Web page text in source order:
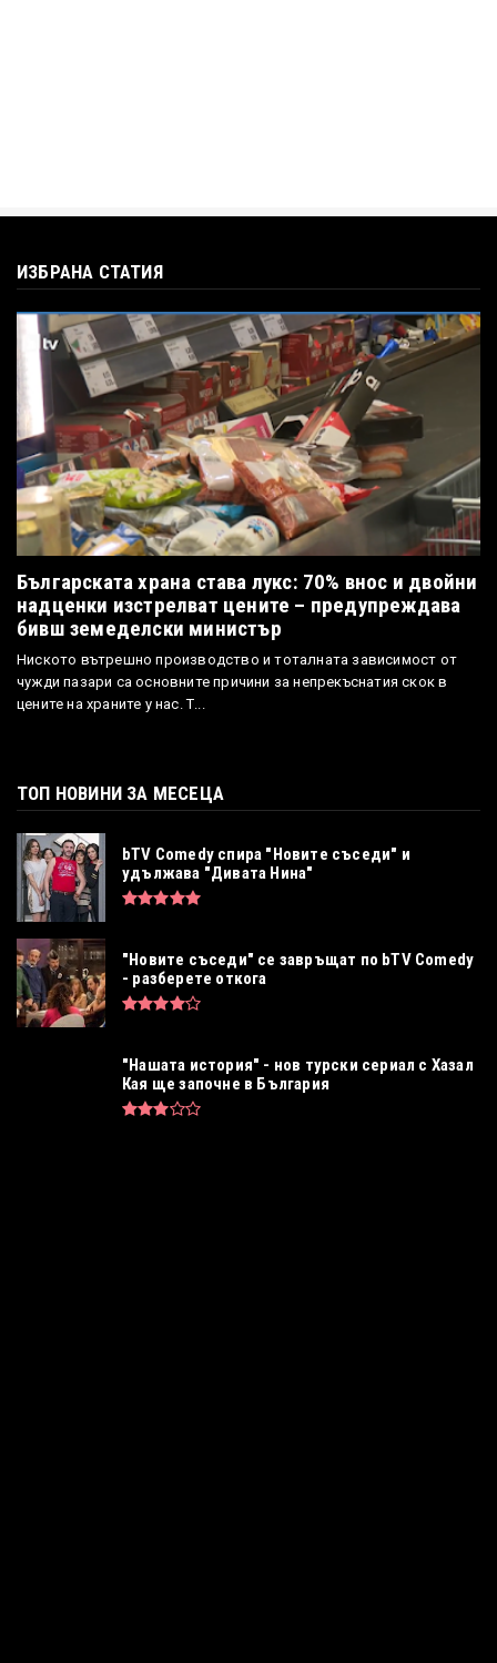
ИЗБРАНА СТАТИЯ
Българската храна става лукс: 70% внос и двойни
надценки изстрелват цените – предупреждава
бивш земеделски министър
Ниското вътрешно производство и тоталната зависимост от
чужди пазари са основните причини за непрекъснатия скок в
цените на храните у нас. Т...
ТОП НОВИНИ ЗА МЕСЕЦА
bTV Comedy спира "Новите съседи" и
удължава "Дивата Нина"
"Новите съседи" се завръщат по bTV Comedy
- разберете откога
"Нашата история" - нов турски сериал с Хазал
Кая ще започне в България